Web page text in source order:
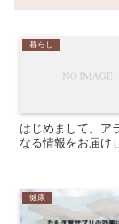
暮らし
はじめまして。ア
なる情報をお届け
健康